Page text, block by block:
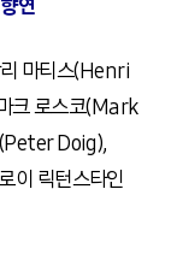
연
마티스(Henri
크 로스코(Mark
Doig),
이 릭턴스타인